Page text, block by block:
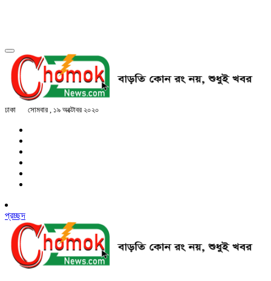
ঢাকা সোমবার , ১৯ অক্টোবর ২০২০
প্রচ্ছদ